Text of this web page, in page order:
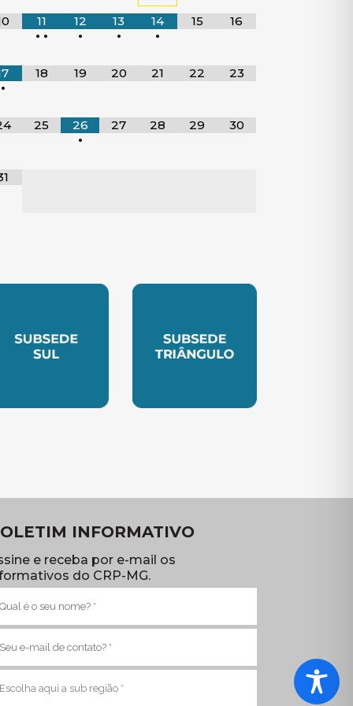
11
• •
12
•
13
•
14
•
15 16
•
18 19 20 21 22 23
25
26
•
27 28 29 30
INFORMATIVO
e receba por e-mail os
do CRP-MG.